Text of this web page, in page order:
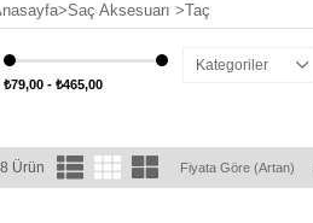
>Saç Aksesuarı >Taç
₺79,00 - ₺465,00
Kategoriler
Fiyata Göre (Artan)
Ürün